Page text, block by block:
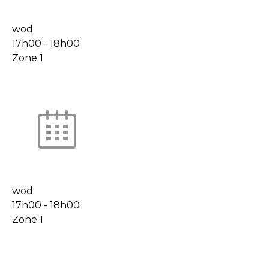
wod
17h00 - 18h00
Zone 1
wod
17h00 - 18h00
Zone 1